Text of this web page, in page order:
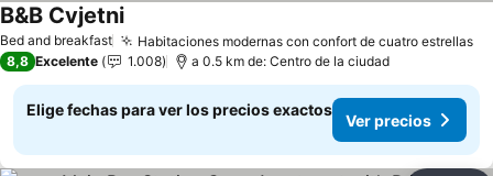
Bed and breakfast Habitaciones modernas con confort de cuatro estrellas
B&B Cvjetni
8,8 Excelente 1.008 a 0.5 km de: Centro de la ciudad
Elige fechas para ver los precios exactos
Ver precios